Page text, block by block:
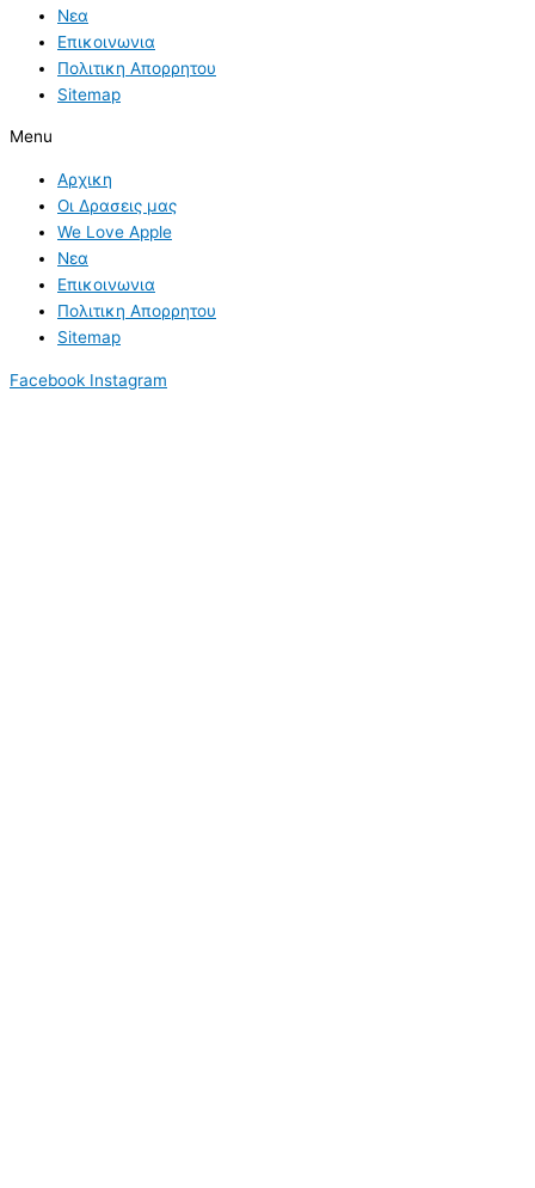
Νεα
Επικοινωνια
Πολιτικη Απορρητου
Sitemap
Menu
Αρχικη
Οι Δρασεις μας
We Love Apple
Νεα
Επικοινωνια
Πολιτικη Απορρητου
Sitemap
Facebook Instagram